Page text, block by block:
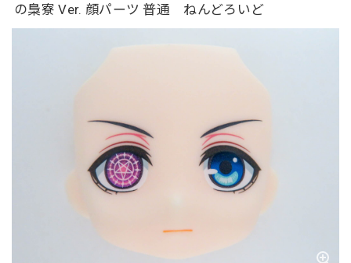
の梟寮 Ver. 顔パーツ 普通 ねんどろいど